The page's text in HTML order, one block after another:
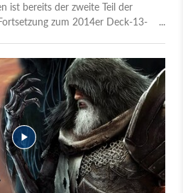
ist bereits der zweite Teil der
zum 2014er Deck-13-
PC ist hingegen sehr
5-Spiel sieht nicht nur
auch viel Leistung. Zum
aber nicht nur bei der Grafik
tolles Souls-Gameplay und
Spiel sogar im Koop
ein paar kuriose
und andere Schwächen, aber
wir im Test-Video zu Lords